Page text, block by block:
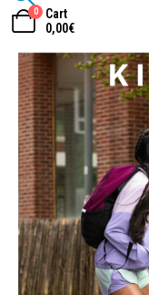
0
Cart
0,00€